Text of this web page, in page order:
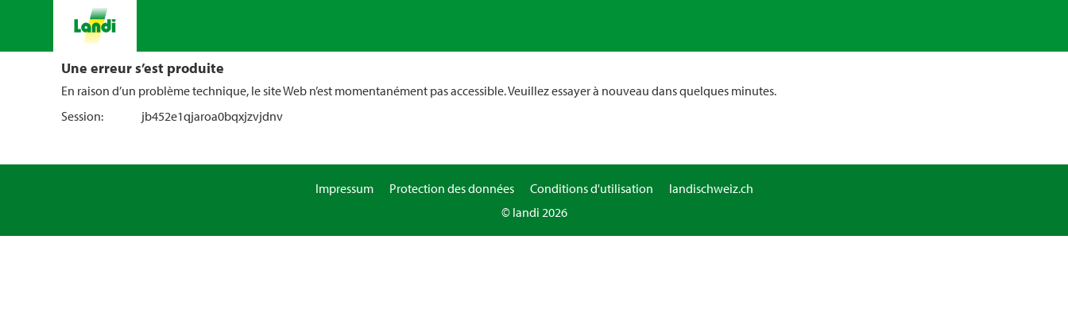
Une erreur s’est produite
En raison d’un problème technique, le site Web n’est momentanément pas accessible. Veuillez essayer à nouveau dans quelques minutes.
Session:
jb452e1qjaroa0bqxjzvjdnv
Impressum Protection des données Conditions d'utilisation
landischweiz.ch
© landi 2026